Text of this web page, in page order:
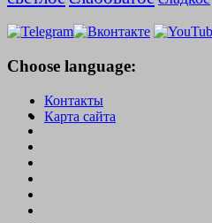
Choose language:
Контакты
Карта сайта